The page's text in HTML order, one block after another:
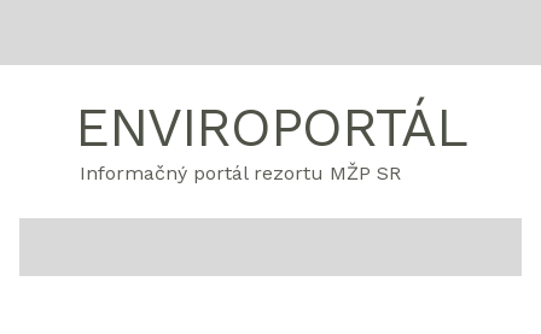
ENVIROPORTÁL
Informačný portál rezortu MŽP SR